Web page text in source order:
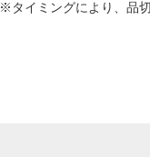
※タイミングにより、品